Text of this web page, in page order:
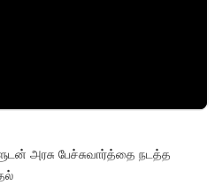
அரசு பேச்சுவார்த்தை நடத்த